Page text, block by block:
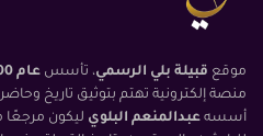
موقع قبيلة بلي الرسمي، تأسس عام 2000
منصة إلكترونية تهتم بتوثيق تاريخ
أسسه عبدالمنعم البلوي ليكون مرجعًا